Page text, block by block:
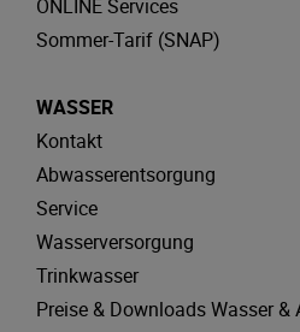
ONLINE Services
Sommer-Tarif (SNAP)
WASSER
Kontakt
Abwasserentsorgung
Service
Wasserversorgung
Trinkwasser
Preise & Downloads Wasser &